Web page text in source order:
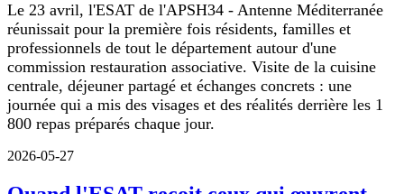
Le 23 avril, l'ESAT de l'APSH34 - Antenne Méditerranée
réunissait pour la première fois résidents, familles et
professionnels de tout le département autour d'une
commission restauration associative. Visite de la cuisine
centrale, déjeuner partagé et échanges concrets : une
journée qui a mis des visages et des réalités derrière les 1
800 repas préparés chaque jour.
2026-05-27